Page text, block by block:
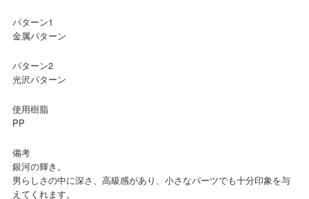
パターン1
金属パターン
パターン2
光沢パターン
使用樹脂
PP
備考
銀河の輝き。
男らしさの中に深さ、高級感があり、小さなパーツでも十分印象を与
えてくれます。